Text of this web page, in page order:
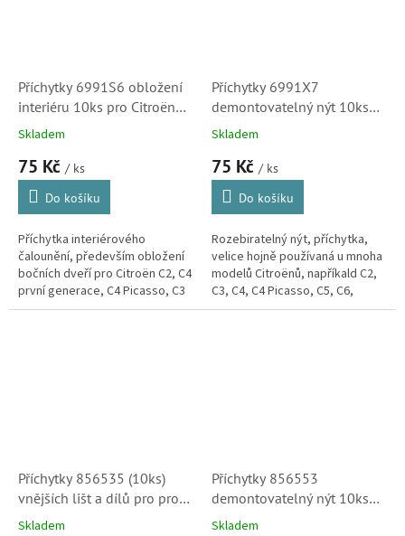
Příchytky 6991S6 obložení
interiéru 10ks pro Citroën
C2, C4 Picasso, C4, C3, C5,
Berlingo (6991Z1)
Skladem
75 Kč / ks
Do košíku
Příchytka interiérového
čalounění, především obložení
bočních dveří pro Citroën C2, C4
první generace, C4 Picasso, C3
první generace, C3 Pluriel, C8,
Příchytky 6991X7
demontovatelný nýt 10ks
pro Citroën C2, C3, C4, C4
ELYSEE, DS3, Jumpy
(6991X7, A17156)
Skladem
75 Kč / ks
Do košíku
Rozebiratelný nýt, příchytka,
velice hojně používaná u mnoha
modelů Citroënů, napříkald C2,
C3, C4, C4 Picasso, C5, C6,
Xsara, C-ELYSEE, DS3 a Jumpy.
Příchytky 856535 (10ks)
vnějších lišt a dílů pro pro
Citroen Saxo, C2, C5,
Skladem
Příchytky 856553
demontovatelný nýt 10ks
pro Citroën C2, C3, C4, C4
Skladem